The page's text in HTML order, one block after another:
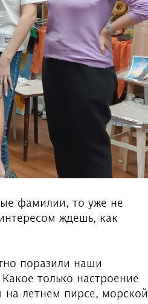
фамилии, то уже не
ждешь, как
поразили наши
только настроение
на летнем пирсе, морской